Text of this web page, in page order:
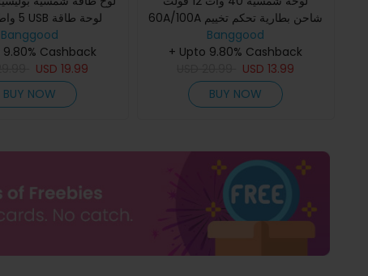
شمسية شاحن
Banggood
Cashback
USD19.99
BUY NOW
60A/100A شاحن بطارية تحكم تخييم
رياضات السيارات القافلة القارب
Banggood
+ Upto 9.80% Cashback
USD13.99
BUY NOW